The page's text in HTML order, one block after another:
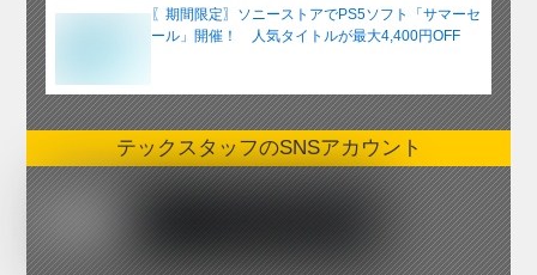
〖期間限定〗ソニーストアでPS5ソフト「サマーセ
ール」開催！ 人気タイトルが最大4,400円OFF
テックスタッフのSNSアカウント